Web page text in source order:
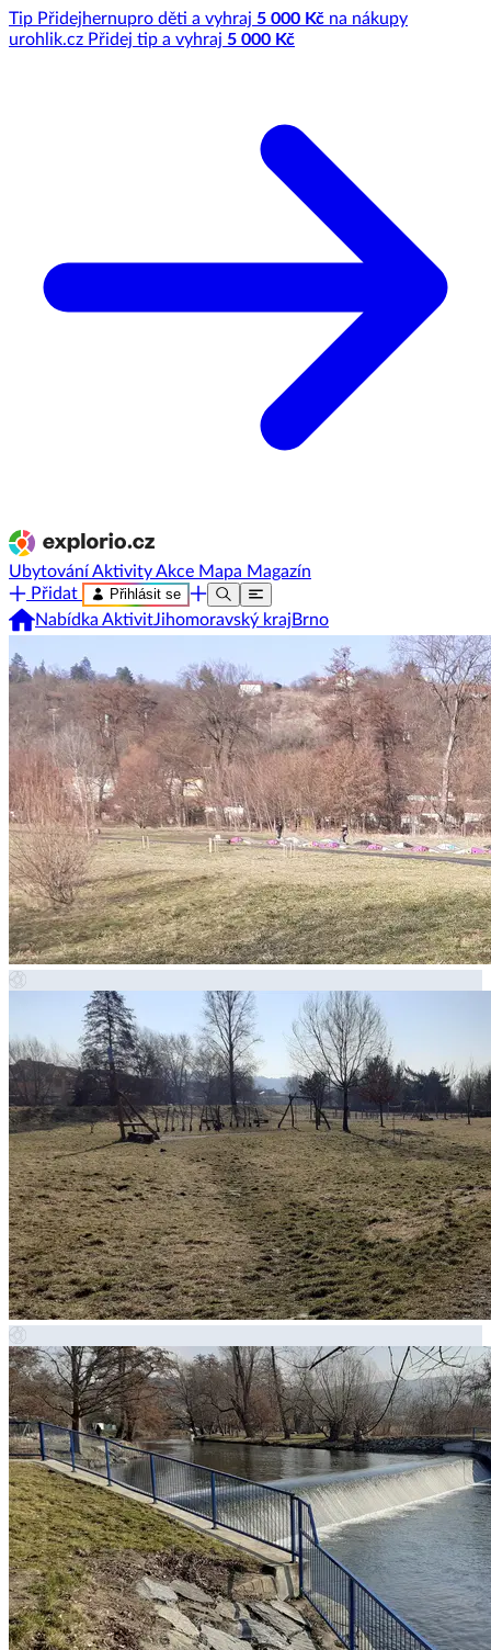
Tip Přidejhernupro děti a vyhraj 5 000 Kč na nákupy
urohlik.cz Přidej tip a vyhraj 5 000 Kč
UbytováníAktivityAkce Mapa Magazín
Přidat
Přihlásit se
Nabídka AktivitJihomoravský kraj Brno